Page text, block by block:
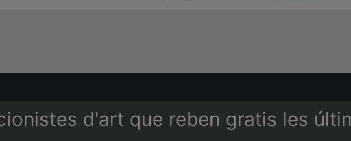
d'art que reben gratis les